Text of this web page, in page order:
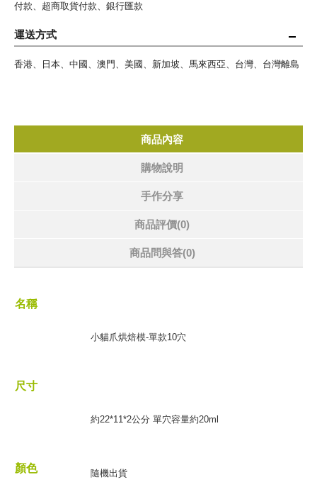
付款、超商取貨付款、銀行匯款
運送方式
香港、日本、中國、澳門、美國、新加坡、馬來西亞、台灣、台灣離島
商品內容
購物說明
手作分享
商品評價(0)
商品問與答(0)
名稱
小貓爪烘焙模-單款10穴
尺寸
約22*11*2公分 單穴容量約20ml
顏色 隨機出貨